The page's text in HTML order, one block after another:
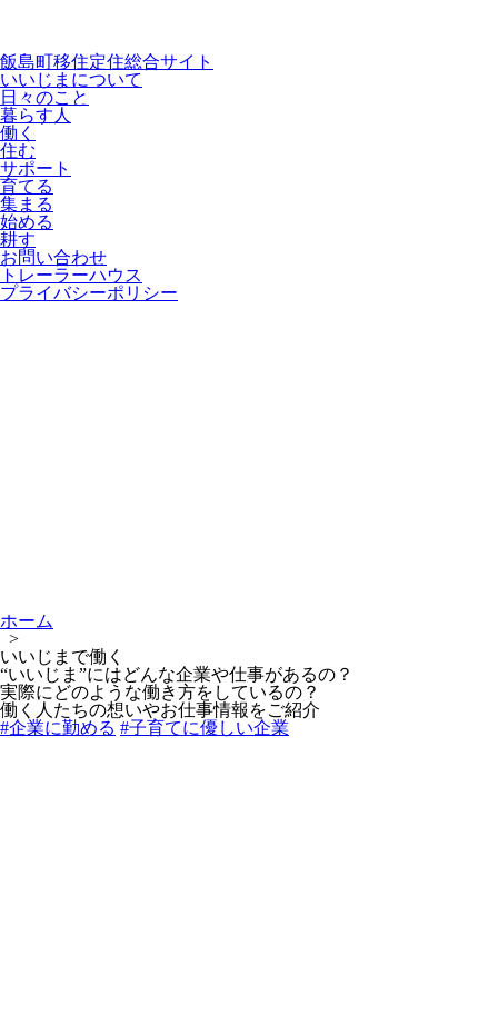
飯島町移住定住総合サイト
いいじまについて
日々のこと
暮らす人
働く
住む
サポート
育てる
集まる
始める
耕す
お問い合わせ
トレーラーハウス
プライバシーポリシー
ホーム
>
いいじまで働く
“いいじま”にはどんな企業や仕事があるの？
実際にどのような働き方をしているの？
働く人たちの想いやお仕事情報をご紹介
#企業に勤める #子育てに優しい企業